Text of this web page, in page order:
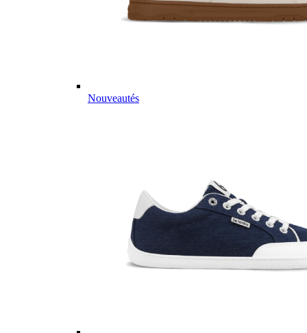
Nouveautés